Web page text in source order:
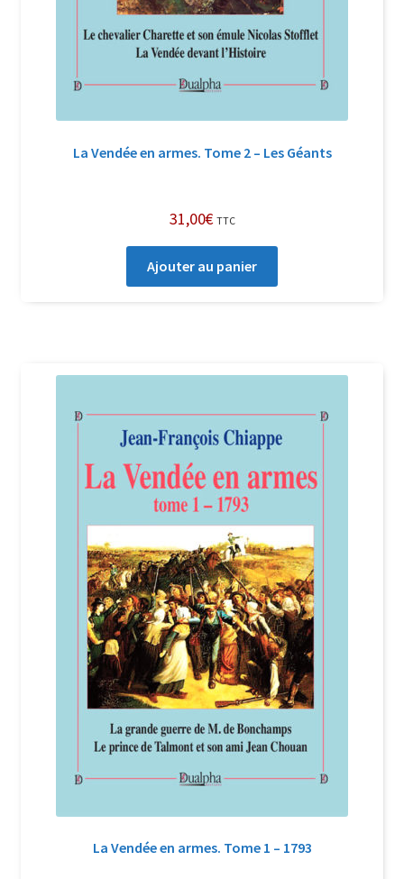
La Vendée en armes. Tome 2 – Les Géants
31,00€ TTC
Ajouter au panier
La Vendée en armes. Tome 1 – 1793